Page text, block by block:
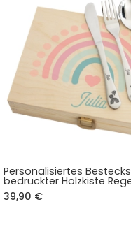
Personalisiertes
bedruckter Holzkiste
39,90 €